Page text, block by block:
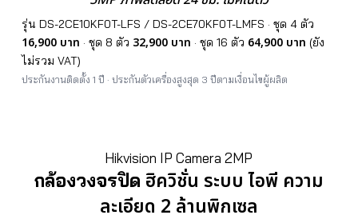
รุ่น DS-2CE10KF0T-LFS / DS-2CE70KF0T-LMFS · ชุด 4 ตัว
16,900 บาท · ชุด 8 ตัว 32,900 บาท · ชุด 16 ตัว 64,900 บาท (ยัง
ไม่รวม VAT)
ประกันงานติดตั้ง 1 ปี · ประกันตัวเครื่องสูงสุด 3 ปีตามเงื่อนไขผู้ผลิต
Hikvision IP Camera 2MP
กล้องวงจรปิด ฮิควิชั่น ระบบ ไอพี ความ
ละเอียด 2 ล้านพิกเซล